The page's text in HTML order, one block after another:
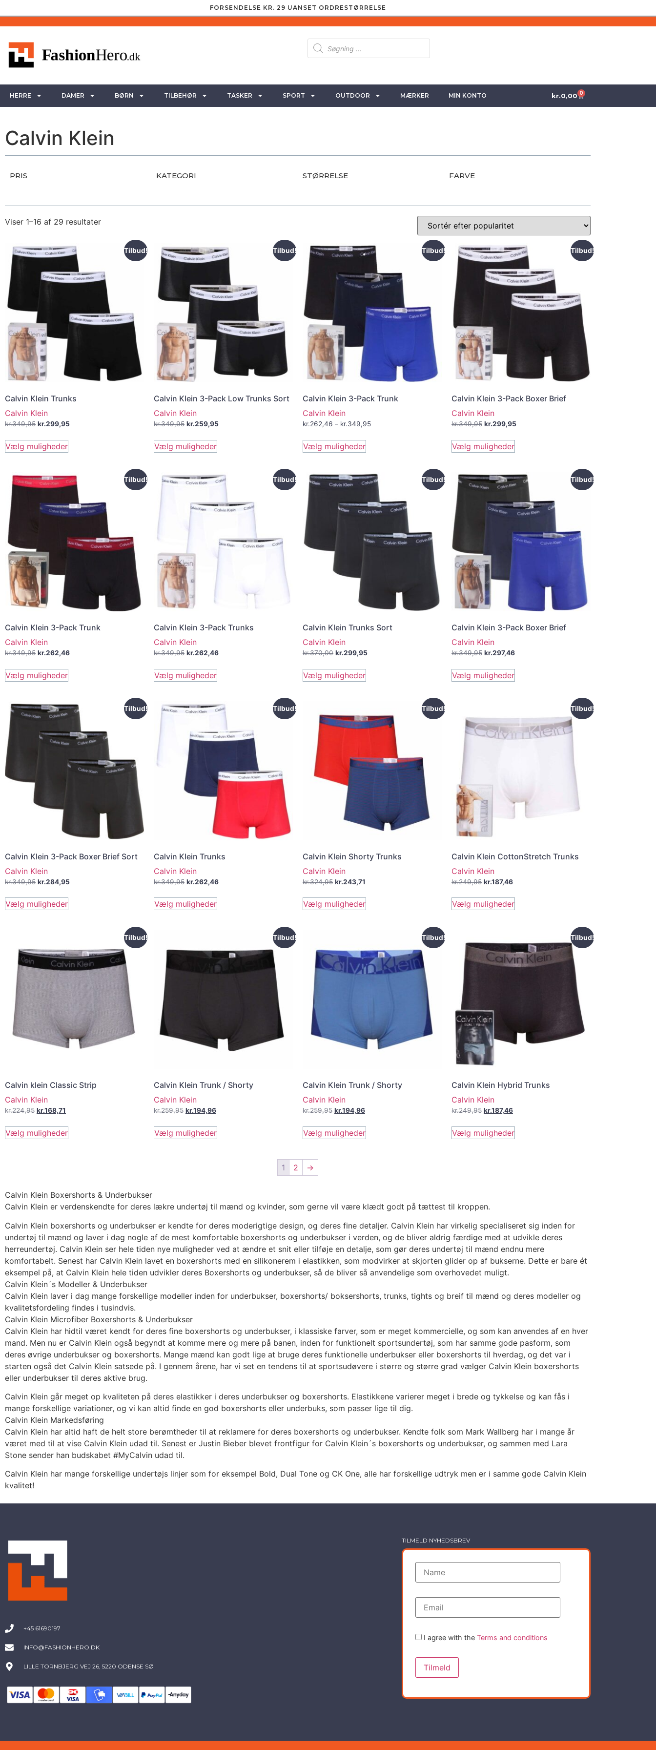
FORSENDELSE KR. 29 UANSET ORDRESTØRRELSE
HERRE DAMER BØRN TILBEHØR TASKER SPORT OUTDOOR MÆRKER MIN KONTO kr.0,00 0
Calvin Klein
PRIS KATEGORI STØRRELSE FARVE
Viser 1–16 af 29 resultater
Tilbud!
Calvin Klein Trunks
Calvin Klein
kr.349,95 kr.299,95
Vælg muligheder
Tilbud!
Calvin Klein 3-Pack Low Trunks Sort
Calvin Klein
kr.349,95 kr.259,95
Vælg muligheder
Tilbud!
Calvin Klein 3-Pack Trunk
Calvin Klein
kr.262,46 – kr.349,95
Vælg muligheder
Tilbud!
Calvin Klein 3-Pack Boxer Brief
Calvin Klein
kr.349,95 kr.299,95
Vælg muligheder
Tilbud!
Calvin Klein 3-Pack Trunk
Calvin Klein
kr.349,95 kr.262,46
Vælg muligheder
Tilbud!
Calvin Klein 3-Pack Trunks
Calvin Klein
kr.349,95 kr.262,46
Vælg muligheder
Tilbud!
Calvin Klein Trunks Sort
Calvin Klein
kr.370,00 kr.299,95
Vælg muligheder
Tilbud!
Calvin Klein 3-Pack Boxer Brief
Calvin Klein
kr.349,95 kr.297,46
Vælg muligheder
Tilbud!
Calvin Klein 3-Pack Boxer Brief Sort
Calvin Klein
kr.349,95 kr.284,95
Vælg muligheder
Tilbud!
Calvin Klein Trunks
Calvin Klein
kr.349,95 kr.262,46
Vælg muligheder
Tilbud!
Calvin Klein Shorty Trunks
Calvin Klein
kr.324,95 kr.243,71
Vælg muligheder
Tilbud!
Calvin Klein CottonStretch Trunks
Calvin Klein
kr.249,95 kr.187,46
Vælg muligheder
Tilbud!
Calvin klein Classic Strip
Calvin Klein
kr.224,95 kr.168,71
Vælg muligheder
Tilbud!
Calvin Klein Trunk / Shorty
Calvin Klein
kr.259,95 kr.194,96
Vælg muligheder
Tilbud!
Calvin Klein Trunk / Shorty
Calvin Klein
kr.259,95 kr.194,96
Vælg muligheder
Tilbud!
Calvin Klein Hybrid Trunks
Calvin Klein
kr.249,95 kr.187,46
Vælg muligheder
1 2 →
Calvin Klein Boxershorts & Underbukser
Calvin Klein er verdenskendte for deres lækre undertøj til mænd og kvinder, som gerne vil være klædt godt på tættest til kroppen.
Calvin Klein boxershorts og underbukser er kendte for deres moderigtige design, og deres fine detaljer. Calvin Klein har virkelig specialiseret sig inden for
undertøj til mænd og laver i dag nogle af de mest komfortable boxershorts og underbukser i verden, og de bliver aldrig færdige med at udvikle deres
herreundertøj. Calvin Klein ser hele tiden nye muligheder ved at ændre et snit eller tilføje en detalje, som gør deres undertøj til mænd endnu mere
komfortabelt. Senest har Calvin Klein lavet en boxershorts med en silikonerem i elastikken, som modvirker at skjorten glider op af bukserne. Dette er bare ét
eksempel på, at Calvin Klein hele tiden udvikler deres Boxershorts og underbukser, så de bliver så anvendelige som overhovedet muligt.
Calvin Klein´s Modeller & Underbukser
Calvin Klein laver i dag mange forskellige modeller inden for underbukser, boxershorts/ boksershorts, trunks, tights og breif til mænd og deres modeller og
kvalitetsfordeling findes i tusindvis.
Calvin Klein Microfiber Boxershorts & Underbukser
Calvin Klein har hidtil været kendt for deres fine boxershorts og underbukser, i klassiske farver, som er meget kommercielle, og som kan anvendes af en hver
mand. Men nu er Calvin Klein også begyndt at komme mere og mere på banen, inden for funktionelt sportsundertøj, som har samme gode pasform, som
deres øvrige underbukser og boxershorts. Mange mænd kan godt lige at bruge deres funktionelle underbukser eller boxershorts til hverdag, og det var i
starten også det Calvin Klein satsede på. I gennem årene, har vi set en tendens til at sportsudøvere i større og større grad vælger Calvin Klein boxershorts
eller underbukser til deres aktive brug.
Calvin Klein går meget op kvaliteten på deres elastikker i deres underbukser og boxershorts. Elastikkene varierer meget i brede og tykkelse og kan fås i
mange forskellige variationer, og vi kan altid finde en god boxershorts eller underbuks, som passer lige til dig.
Calvin Klein Markedsføring
Calvin Klein har altid haft de helt store berømtheder til at reklamere for deres boxershorts og underbukser. Kendte folk som Mark Wallberg har i mange år
været med til at vise Calvin Klein udad til. Senest er Justin Bieber blevet frontfigur for Calvin Klein´s boxershorts og underbukser, og sammen med Lara
Stone sender han budskabet #MyCalvin udad til.
Calvin Klein har mange forskellige undertøjs linjer som for eksempel Bold, Dual Tone og CK One, alle har forskellige udtryk men er i samme gode Calvin Klein
kvalitet!
+45 61690197
INFO@FASHIONHERO.DK
LILLE TORNBJERG VEJ 26, 5220 ODENSE SØ
TILMELD NYHEDSBREV
I agree with theTerms and conditions